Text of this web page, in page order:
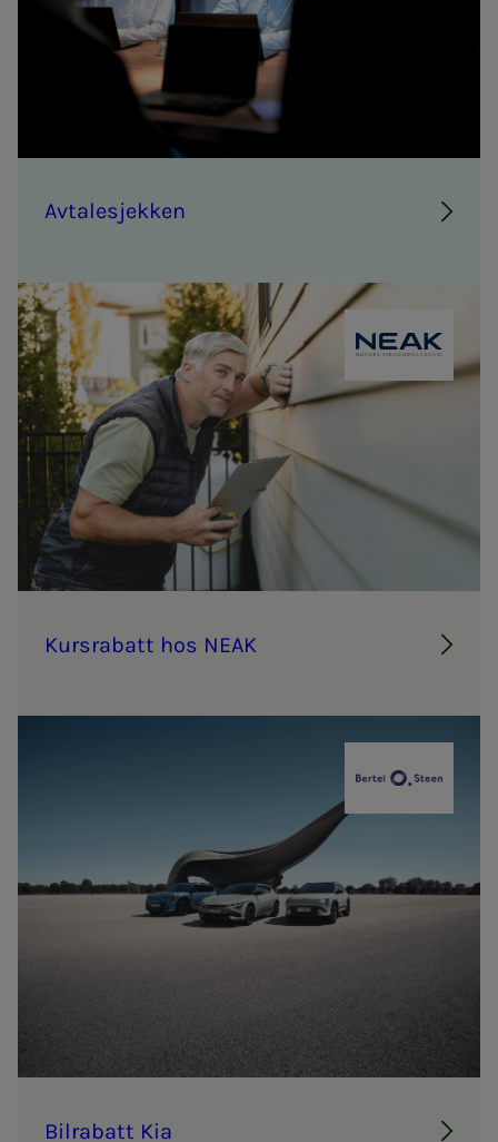
Av­ta­­­le­­­sjek­­­ken
NEAK
Kurs­ra­­­batt hos NEAK
Bertel O.
Bil­ra­­­batt Kia